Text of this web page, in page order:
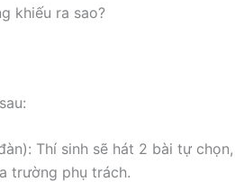
khiếu ra sao?
Thí sinh sẽ hát 2 bài tự chọn,
trường phụ trách.